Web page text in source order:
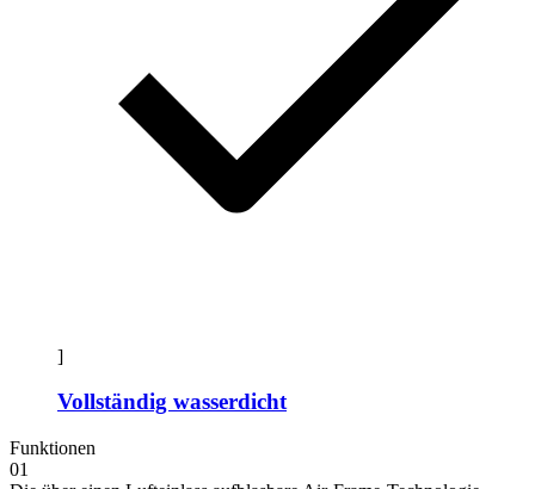
]
Vollständig wasserdicht
Funktionen
01